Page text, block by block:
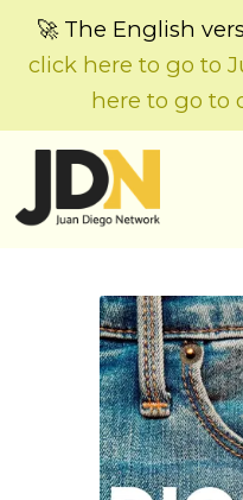
🚀 The English
click here to go to
here to go to